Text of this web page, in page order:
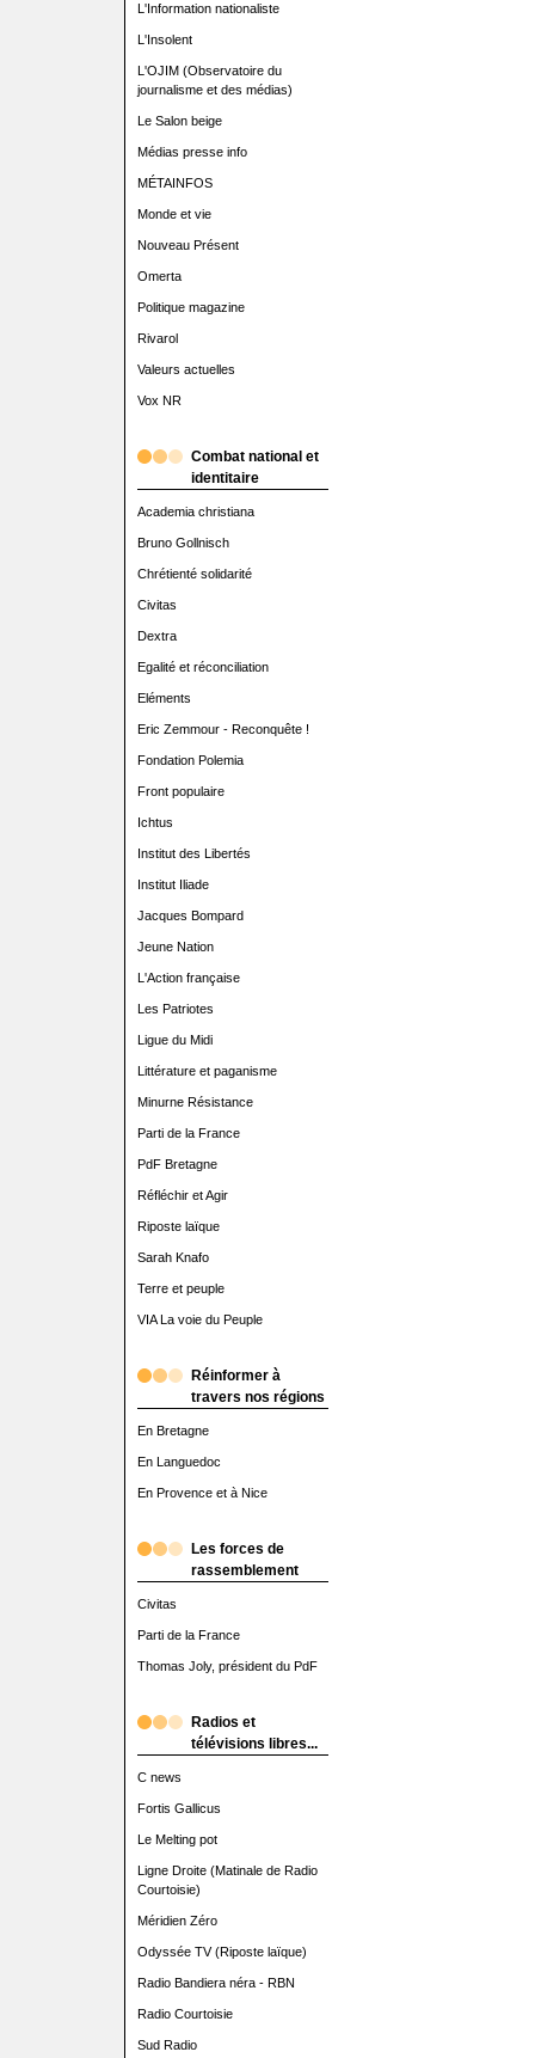
L'Information nationaliste
L'Insolent
L'OJIM (Observatoire du
journalisme et des médias)
Le Salon beige
Médias presse info
MÉTAINFOS
Monde et vie
Nouveau Présent
Omerta
Politique magazine
Rivarol
Valeurs actuelles
Vox NR
Combat national et
identitaire
Academia christiana
Bruno Gollnisch
Chrétienté solidarité
Civitas
Dextra
Egalité et réconciliation
Eléments
Eric Zemmour - Reconquête !
Fondation Polemia
Front populaire
Ichtus
Institut des Libertés
Institut Iliade
Jacques Bompard
Jeune Nation
L'Action française
Les Patriotes
Ligue du Midi
Littérature et paganisme
Minurne Résistance
Parti de la France
PdF Bretagne
Réfléchir et Agir
Riposte laïque
Sarah Knafo
Terre et peuple
VIA La voie du Peuple
Réinformer à
travers nos régions
En Bretagne
En Languedoc
En Provence et à Nice
Les forces de
rassemblement
Civitas
Parti de la France
Thomas Joly, président du PdF
Radios et
télévisions libres...
C news
Fortis Gallicus
Le Melting pot
Ligne Droite (Matinale de Radio
Courtoisie)
Méridien Zéro
Odyssée TV (Riposte laïque)
Radio Bandiera néra - RBN
Radio Courtoisie
Sud Radio